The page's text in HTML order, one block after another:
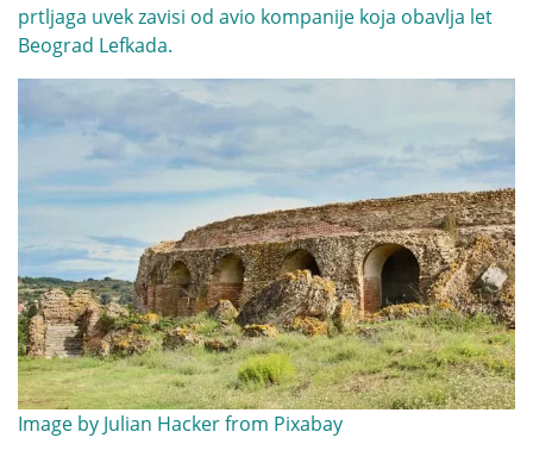
prtljaga uvek zavisi od avio kompanije koja obavlja let
Beograd Lefkada.
Image by Julian Hackerfrom Pixabay